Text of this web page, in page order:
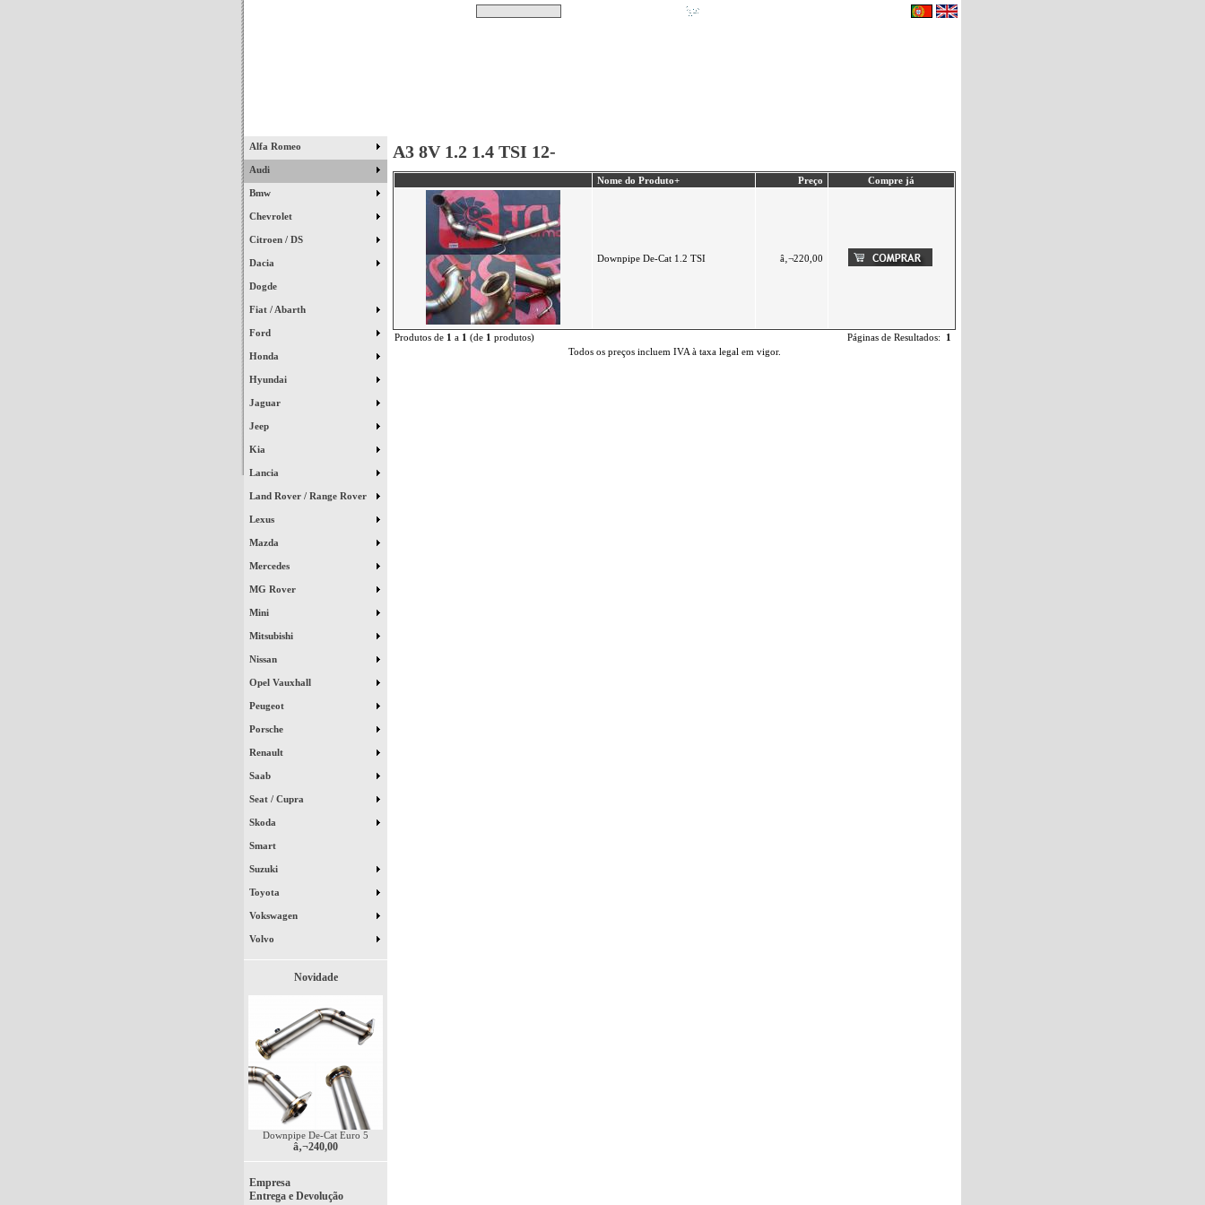
Alfa Romeo
Audi
Bmw
Chevrolet
Citroen / DS
Dacia
Dogde
Fiat / Abarth
Ford
Honda
Hyundai
Jaguar
Jeep
Kia
Lancia
Land Rover / Range Rover
Lexus
Mazda
Mercedes
MG Rover
Mini
Mitsubishi
Nissan
Opel Vauxhall
Peugeot
Porsche
Renault
Saab
Seat / Cupra
Skoda
Smart
Suzuki
Toyota
Vokswagen
Volvo
Novidade
Downpipe De-Cat Euro 5
â‚¬240,00
Empresa
Entrega e Devolução
A3 8V 1.2 1.4 TSI 12-
Nome do Produto+ Preço Compre já
Downpipe De-Cat 1.2 TSI â‚¬220,00
Produtos de 1 a 1 (de 1 produtos) Páginas de Resultados: 1
Todos os preços incluem IVA à taxa legal em vigor.